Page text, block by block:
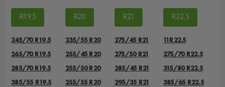
R19.5
245/70 R19.5
265/70 R19.5
285/70 R19.5
385/55 R19.5
R20
235/55 R20
255/45 R20
255/50 R20
255/55 R20
R21
275/45 R21
275/50 R21
285/45 R21
295/35 R21
R22.5
11R22.5
275/70 R22.5
315/80 R22.5
385/65 R22.5